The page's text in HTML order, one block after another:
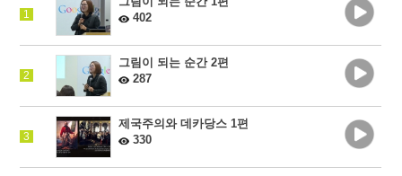
1
402
2
그림이 되는 순간 2편
287
3
제국주의와 데카당스 1편
330